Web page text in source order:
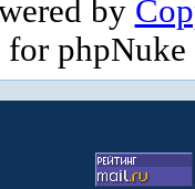
by
for